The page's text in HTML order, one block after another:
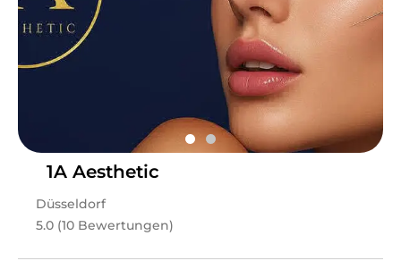
1A Aesthetic
Düsseldorf
5.0 (10 Bewertungen)